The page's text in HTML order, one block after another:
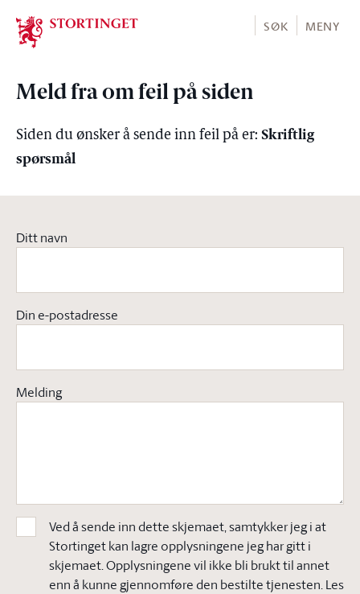
Stortinget.no
SØK MENY
Meld fra om feil på siden
Siden du ønsker å sende inn feil på er: Skriftlig
spørsmål
Ditt navn
Din e-postadresse
Melding
Ved å sende inn dette skjemaet, samtykker jeg i at
Stortinget kan lagre opplysningene jeg har gitt i
skjemaet. Opplysningene vil ikke bli brukt til annet
enn å kunne gjennomføre den bestilte tjenesten. Les